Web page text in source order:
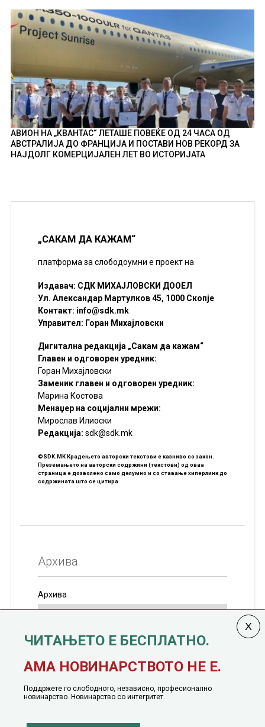
АВИОН НА „КВАНТАС“ ЛЕТАШЕ ПОВЕЌЕ ОД 24 ЧАСА ОД
АВСТРАЛИЈА ДО ФРАНЦИЈА И ПОСТАВИ НОВ РЕКОРД ЗА
НАЈДОЛГ КОМЕРЦИЈАЛЕН ЛЕТ ВО ИСТОРИЈАТА
„САКАМ ДА КАЖАМ“
платформа за слободоумни е проект на
Издавач: СДК МИХАЈЛОВСКИ ДООЕЛ
Ул. Александар Мартулков 45, 1000 Скопје
Контакт: info@sdk.mk
Управител: Горан Михајловски
Дигитална редакција „Сакам да кажам“
Главен и одговорен уредник:
Горан Михајловски
Заменик главен и одговорен уредник:
Марина Костова
Менаџер на социјални мрежи:
Мирослав Илиоски
Редакцијa: sdk@sdk.mk
©SDK.MK Крадењето авторски текстови е казниво со закон.
Преземањето на авторски содржини (текстови) од оваа
страница е дозволено само делумно и со ставање хиперлинк до
содржината што се цитира
Архива
Архива
јануари, 1991 година
ЧИТАЊЕТО Е БЕСПЛАТНО.
АМА НОВИНАРСТВОТО НЕ Е.
Поддржете го слободното, независно, професионално
новинарство. Новинарство со интегритет.